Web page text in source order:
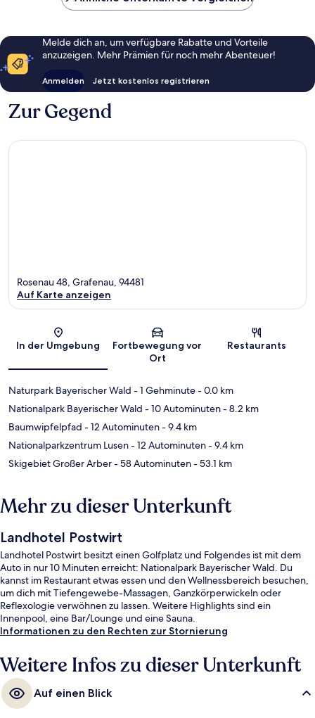
Melde dich an, um verfügbare Rabatte und Vorteile
anzuzeigen. Mehr Prämien für noch mehr Abenteuer!
Anmelden Jetzt kostenlos registrieren
Zur Gegend
Karte
Rosenau 48, Grafenau, 94481
Auf Karte anzeigen
In der Umgebung
Fortbewegung vor
Ort
Restaurants
Naturpark Bayerischer Wald - 1 Gehminute- 0.0 km
Nationalpark Bayerischer Wald - 10 Autominuten- 8.2 km
Baumwipfelpfad - 12 Autominuten- 9.4 km
Nationalparkzentrum Lusen- 12 Autominuten- 9.4 km
Skigebiet Großer Arber- 58 Autominuten- 53.1 km
Mehr zu dieser Unterkunft
Landhotel Postwirt
Landhotel Postwirt besitzt einen Golfplatz und Folgendes ist mit dem
Auto in nur 10 Minuten erreicht: Nationalpark Bayerischer Wald. Du
kannst im Restaurant etwas essen und den Wellnessbereich besuchen,
um dich mit Tiefengewebe-Massagen, Ganzkörperwickeln oder
Reflexologie verwöhnen zu lassen. Weitere Highlights sind ein
Innenpool, eine Bar/Lounge und eine Sauna.
Informationen zu den Rechten zur Stornierung
Weitere Infos zu dieser Unterkunft
Auf einen Blick